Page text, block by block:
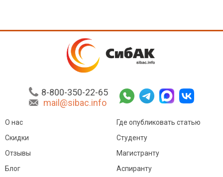
8-800-350-22-65
mail@sibac.info
О нас
Скидки
Отзывы
Блог
Где опубликовать статью
Студенту
Магистранту
Аспиранту